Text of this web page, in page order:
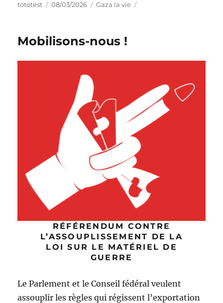
tototest 08/03/2026 Gaza la vie
Mobilisons-nous !
RÉFÉRENDUM CONTRE
L’ASSOUPLISSEMENT DE LA
LOI SUR LE MATÉRIEL DE
GUERRE
Le Parlement et le Conseil fédéral veulent
assouplir les règles qui régissent l’exportation